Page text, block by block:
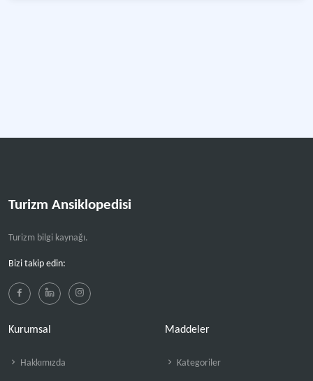
Turizm Ansiklopedisi
Turizm bilgi kaynağı.
Bizi takip edin:
Kurumsal
Hakkımızda
Maddeler
Kategoriler